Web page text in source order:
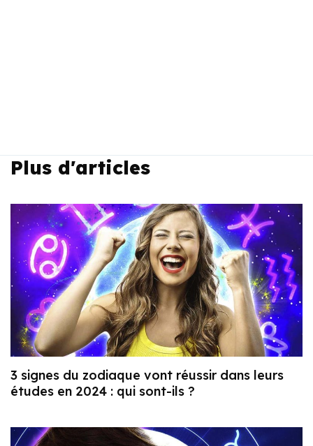
Plus d'articles
3 signes du zodiaque vont réussir dans leurs
études en 2024 : qui sont-ils ?